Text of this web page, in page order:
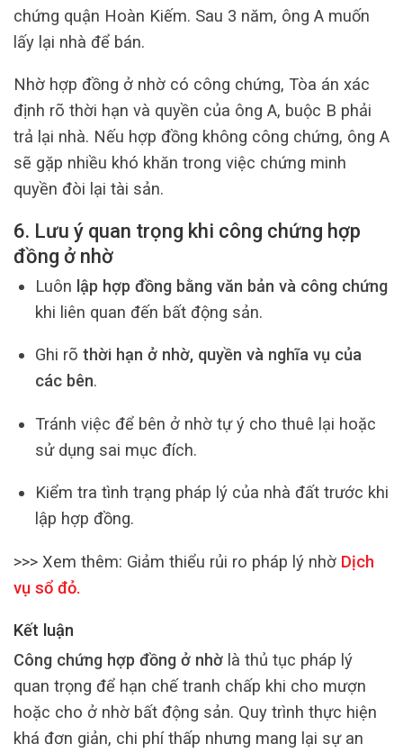
chứng quận Hoàn Kiếm. Sau 3 năm, ông A muốn
lấy lại nhà để bán.
Nhờ hợp đồng ở nhờ có công chứng, Tòa án xác
định rõ thời hạn và quyền của ông A, buộc B phải
trả lại nhà. Nếu hợp đồng không công chứng, ông A
sẽ gặp nhiều khó khăn trong việc chứng minh
quyền đòi lại tài sản.
6. Lưu ý quan trọng khi công chứng hợp
đồng ở nhờ
Luôn lập hợp đồng bằng văn bản và công chứng
khi liên quan đến bất động sản.
Ghi rõ thời hạn ở nhờ, quyền và nghĩa vụ của
các bên.
Tránh việc để bên ở nhờ tự ý cho thuê lại hoặc
sử dụng sai mục đích.
Kiểm tra tình trạng pháp lý của nhà đất trước khi
lập hợp đồng.
>>> Xem thêm: Giảm thiểu rủi ro pháp lý nhờ Dịch
vụ sổ đỏ.
Kết luận
Công chứng hợp đồng ở nhờ là thủ tục pháp lý
quan trọng để hạn chế tranh chấp khi cho mượn
hoặc cho ở nhờ bất động sản. Quy trình thực hiện
khá đơn giản, chi phí thấp nhưng mang lại sự an